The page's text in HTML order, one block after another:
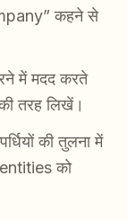
कहने से
में मदद करते
तरह लिखें।
की तुलना में
को